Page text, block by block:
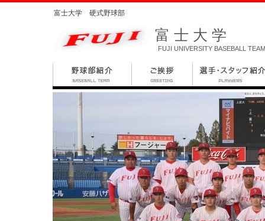
富士大学 硬式野球部
富士大学
FUJI UNIVERSITY BASEBALL TEAM